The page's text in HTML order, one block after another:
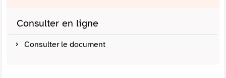
Consulter en ligne
Consulter le document